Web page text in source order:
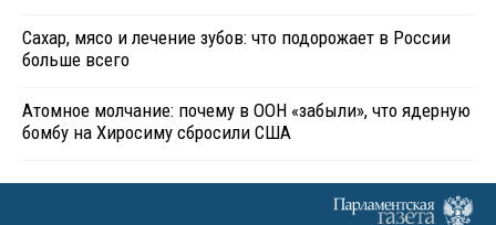
Сахар, мясо и лечение зубов: что подорожает в России
больше всего
Атомное молчание: почему в ООН «забыли», что ядерную
бомбу на Хиросиму сбросили США